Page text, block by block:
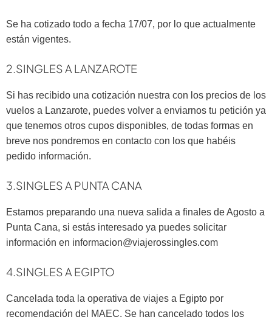
Se ha cotizado todo a fecha 17/07, por lo que actualmente
están vigentes.
2.SINGLES A LANZAROTE
Si has recibido una cotización nuestra con los precios de los
vuelos a Lanzarote, puedes volver a enviarnos tu petición ya
que tenemos otros cupos disponibles, de todas formas en
breve nos pondremos en contacto con los que habéis
pedido información.
3.SINGLES A PUNTA CANA
Estamos preparando una nueva salida a finales de Agosto a
Punta Cana, si estás interesado ya puedes solicitar
información en informacion@viajerossingles.com
4.SINGLES A EGIPTO
Cancelada toda la operativa de viajes a Egipto por
recomendación del MAEC. Se han cancelado todos los